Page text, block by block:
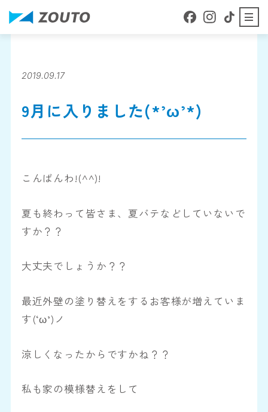
ZOUTOについて
スタッフブログ
会社案内
2019.09.17
9月に入りました(*’ω’*)
こんばんわ!(^^)!
夏も終わって皆さま、夏バテなどしていないで
すか？？
大丈夫でしょうか？？
最近外壁の塗り替えをするお客様が増えていま
す(‘ω’)ノ
涼しくなったからですかね？？
私も家の模様替えをして